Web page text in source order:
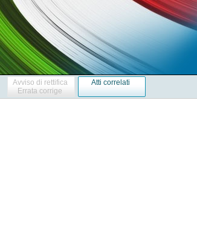
Avviso di rettifica
Errata corrige
Atti correlati